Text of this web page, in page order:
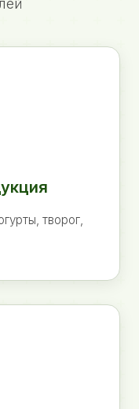
творог,